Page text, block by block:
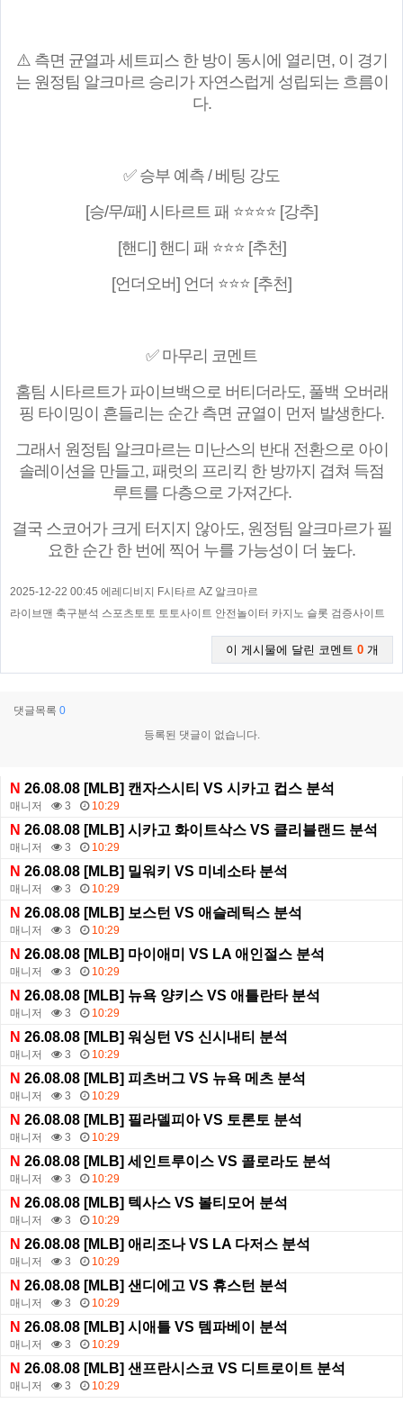
⚠️ 측면 균열과 세트피스 한 방이 동시에 열리면, 이 경기
는 원정팀 알크마르 승리가 자연스럽게 성립되는 흐름이
다.
✅ 승부 예측 / 베팅 강도
[승/무/패] 시타르트 패 ⭐⭐⭐⭐ [강추]
[핸디] 핸디 패 ⭐⭐⭐ [추천]
[언더오버] 언더 ⭐⭐⭐ [추천]
✅ 마무리 코멘트
홈팀 시타르트가 파이브백으로 버티더라도, 풀백 오버래
핑 타이밍이 흔들리는 순간 측면 균열이 먼저 발생한다.
그래서 원정팀 알크마르는 미난스의 반대 전환으로 아이
솔레이션을 만들고, 패럿의 프리킥 한 방까지 겹쳐 득점
루트를 다층으로 가져간다.
결국 스코어가 크게 터지지 않아도, 원정팀 알크마르가 필
요한 순간 한 번에 찍어 누를 가능성이 더 높다.
2025-12-22 00:45 에레디비지 F시타르 AZ 알크마르
라이브맨 축구분석 스포츠토토 토토사이트 안전놀이터 카지노 슬롯 검증사이트
이 게시물에 달린 코멘트 0 개
댓글목록 0
등록된 댓글이 없습니다.
N 26.08.08 [MLB] 캔자스시티 VS 시카고 컵스 분석
매니저 3 10:29
N 26.08.08 [MLB] 시카고 화이트삭스 VS 클리블랜드 분석
매니저 3 10:29
N 26.08.08 [MLB] 밀워키 VS 미네소타 분석
매니저 3 10:29
N 26.08.08 [MLB] 보스턴 VS 애슬레틱스 분석
매니저 3 10:29
N 26.08.08 [MLB] 마이애미 VS LA 애인절스 분석
매니저 3 10:29
N 26.08.08 [MLB] 뉴욕 양키스 VS 애틀란타 분석
매니저 3 10:29
N 26.08.08 [MLB] 워싱턴 VS 신시내티 분석
매니저 3 10:29
N 26.08.08 [MLB] 피츠버그 VS 뉴욕 메츠 분석
매니저 3 10:29
N 26.08.08 [MLB] 필라델피아 VS 토론토 분석
매니저 3 10:29
N 26.08.08 [MLB] 세인트루이스 VS 콜로라도 분석
매니저 3 10:29
N 26.08.08 [MLB] 텍사스 VS 볼티모어 분석
매니저 3 10:29
N 26.08.08 [MLB] 애리조나 VS LA 다저스 분석
매니저 3 10:29
N 26.08.08 [MLB] 샌디에고 VS 휴스턴 분석
매니저 3 10:29
N 26.08.08 [MLB] 시애틀 VS 템파베이 분석
매니저 3 10:29
N 26.08.08 [MLB] 샌프란시스코 VS 디트로이트 분석
매니저 3 10:29